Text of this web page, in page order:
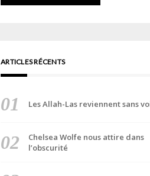
ARTICLES RÉCENTS
Les Allah-Las reviennent sans
Chelsea Wolfe nous attire dans
l’obscurité